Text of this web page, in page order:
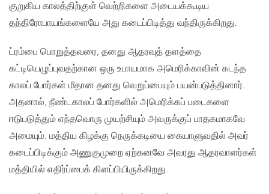
குறுகிய காலத்திற்குள் வெற்றிகளை அடையக்கூடிய
தந்திரோபாயங்களையே அது கடைப்பிடித்து வந்திருக்கிறது.
ட்ரம்பை பொறுத்தவரை, தனது ஆதரவுத் தளத்தை
கட்டியெழுப்புவதற்கான ஒரு உபாயமாக அமெரிக்காவின் கடந்த
காலப் போர்கள் மீதான தனது வெறுப்பையும் பயன்படுத்தினார்.
அதனால், நீண்டகாலப் போர்களில் அமெரிக்கப் படைகளை
ஈடுபடுத்தும் எந்தவொரு முயற்சியும் அவருக்குப் பாதகமாகவே
அமையும். மத்திய கிழக்கு நெருக்கடியை கையாளுவதில் அவர்
கடைப்பிடிக்கும் அணுகுமுறை ஏற்கனவே அவரது ஆதரவாளர்கள்
மத்தியில் எதிர்ப்பைக் கிளப்பியிருக்கிறது.